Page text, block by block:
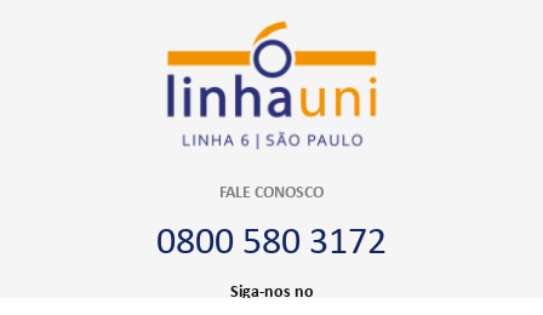
FALE CONOSCO
0800 580 3172
Siga-nos no